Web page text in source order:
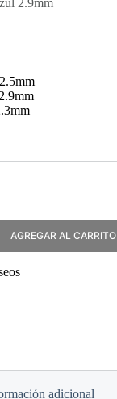
AGREGAR AL CARRITO
adicional